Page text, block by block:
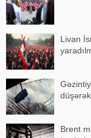
Livan
Brent